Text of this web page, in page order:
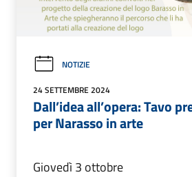
NOTIZIE
24 SETTEMBRE 2024
Dall’idea all’opera: Tavo
per Narasso in arte
Giovedì 3 ottobre